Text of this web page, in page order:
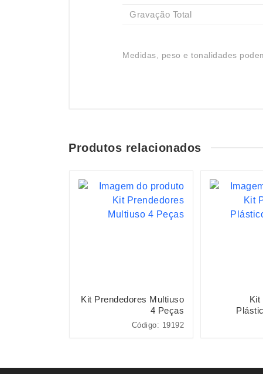
Gravação Total
Medidas, peso e tonalidades
Produtos relacionados
Kit Prendedores Multiuso
4 Peças
Código: 19192
Kit